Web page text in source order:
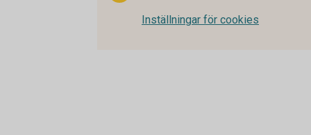
Inställningar för cookies